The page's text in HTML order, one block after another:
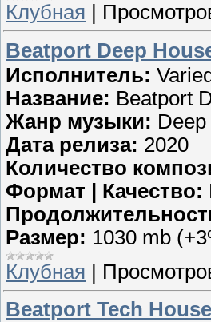
Клубная
Beatport Deep
Исполнитель:
Название: Beatport
Жанр музыки:
Дата релиза: 2020
Количество
Формат | Качество:
Размер: 1030 mb
Клубная |
Beatport Tech